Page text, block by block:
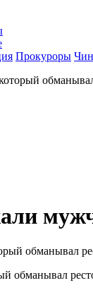
Прокуроры
обманывал